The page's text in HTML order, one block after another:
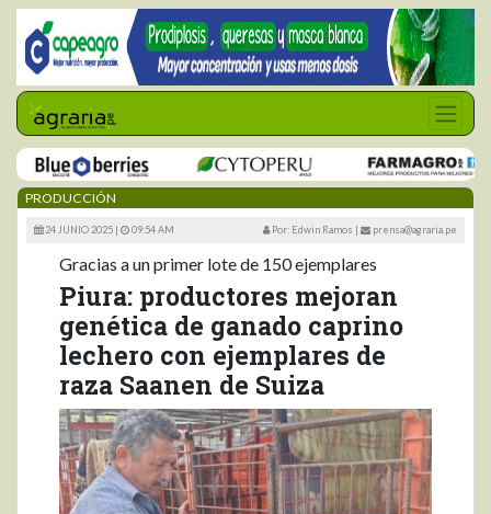
PRODUCCIÓN
24 JUNIO 2025 | 09:54 AM Por: Edwin Ramos | prensa@agraria.pe
Gracias a un primer lote de 150 ejemplares
Piura: productores mejoran
genética de ganado caprino
lechero con ejemplares de
raza Saanen de Suiza